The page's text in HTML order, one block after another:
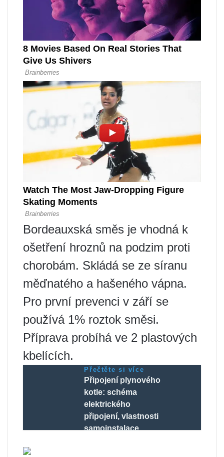
Bordeauxská směs je vhodná k
ošetření hroznů na podzim proti
chorobám. Skládá se ze síranu
měďnatého a hašeného vápna.
Pro první prevenci v září se
používá 1% roztok směsi.
Příprava probíhá ve 2 plastových
kbelících.
Přečtěte si více
Připojení plynového
kotle: schéma
elektrického
připojení, vlastnosti
samoinstalace